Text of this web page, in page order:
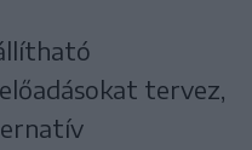
tervez,